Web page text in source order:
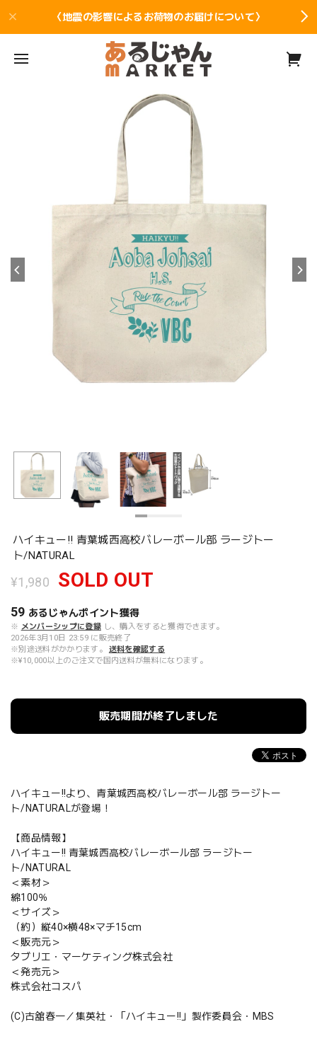
〈地震の影響によるお荷物のお届けについて〉
ハイキュー!! 青葉城西高校バレーボール部 ラージトー
ト/NATURAL
¥1,980 SOLD OUT
59 あるじゃんポイント獲得
※ メンバーシップに登録 し、購入をすると獲得できます。
2026年3月10日 23:59 に販売終了
※別途送料がかかります。
送料を確認する
※¥10,000以上のご注文で国内送料が無料になります。
販売期間が終了しました
ハイキュー!!より、青葉城西高校バレーボール部 ラージトー
ト/NATURALが登場！
【商品情報】
ハイキュー!! 青葉城西高校バレーボール部 ラージトー
ト/NATURAL
＜素材＞
綿100％
＜サイズ＞
（約）縦40×横48×マチ15cm
＜販売元＞
タブリエ・マーケティング株式会社
＜発売元＞
株式会社コスパ
(C)古舘春一／集英社・「ハイキュー!!」製作委員会・MBS